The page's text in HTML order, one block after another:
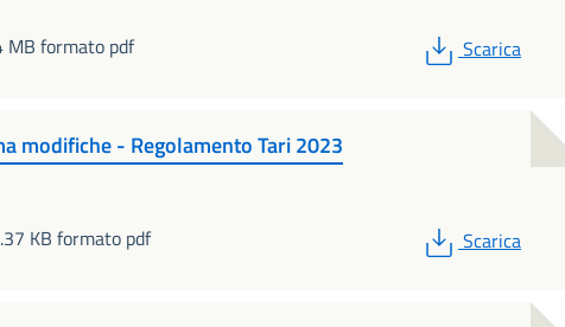
MB formato pdf
PDF
Scarica
modifiche - Regolamento Tari 2023
KB formato pdf
PDF
Scarica